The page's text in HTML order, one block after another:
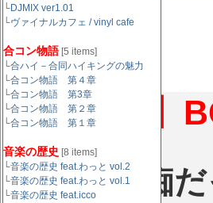
└DJMIX ver1.01
└ヴァイナルカフェ / vinyl cafe
合コン物語 [5 items]
└合ハイ－合同ハイキングの魅力
└合コン物語 第４章
└合コン物語 第3章
└合コン物語 第２章
└合コン物語 第１章
音楽の歴史 [8 items]
└音楽の歴史 feat.わっと vol.2
└音楽の歴史 feat.わっと vol.1
└音楽の歴史 feat.icco
【黎明編】
リズム音痴だ